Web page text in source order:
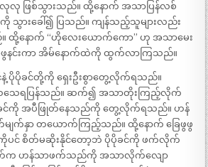
လု ဖြစ်သွားသည်။ ထို့နောက် အသာပြန်လစ်
ားခေါ်၍ ပြသည်။ ကျန်သည့်သူများလည်း
ထို့နောက် “ဟိုလေးယောက်ကော” ဟု အသာမေး
ဖွနင်းကာ အိမ်နောက်ထဲကို ထွက်လာကြသည်။
နဲ့ ပိုပိုခင်တို့ကို ရှေးဦးစွာတွေ့လိုက်ရသည်။
သေရပြန်သည်။ ဆက်၍ အသာတိုးကြည့်လိုက်
င်ကို အပီဖြုတ်နေသည်ကို တွေ့လိုက်ရသည်။ ဟန်
ျက်နှာ တယောက်ကြည့်သည်။ ထို့နောက် ခြေဖွဖွ
ပင် စိတ်မဆိုးနိုင်တော့ဘဲ ပိုပိုခင်ကို ဖက်လိုက်
က်က ဟန်သာဖက်သည်ကို အသာလိုက်လျော